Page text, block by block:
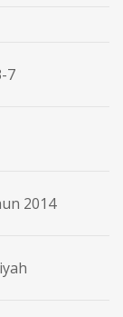
7
2014